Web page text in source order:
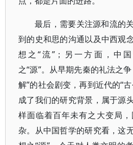
最后，需要关注源和流的
到的史和思的沟通以及中西观
想之“流”；另一方面，中
之“源”。从早期先秦的礼法之
解”的社会剧变，再到近代的“
成了我们的研究背景，属于源
样面临着百年未有之大变局
杂。从中国哲学的研究看，这